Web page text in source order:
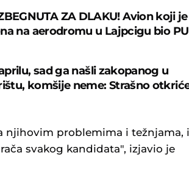
ZA DLAKU! Avion koji je
na aerodromu u Lajpcigu bio
sad ga našli zakopanog u
komšije neme: Strašno
njihovim problemima i težnjama, i
svakog kandidata", izjavio je